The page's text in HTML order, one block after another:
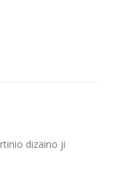
dizaino ji